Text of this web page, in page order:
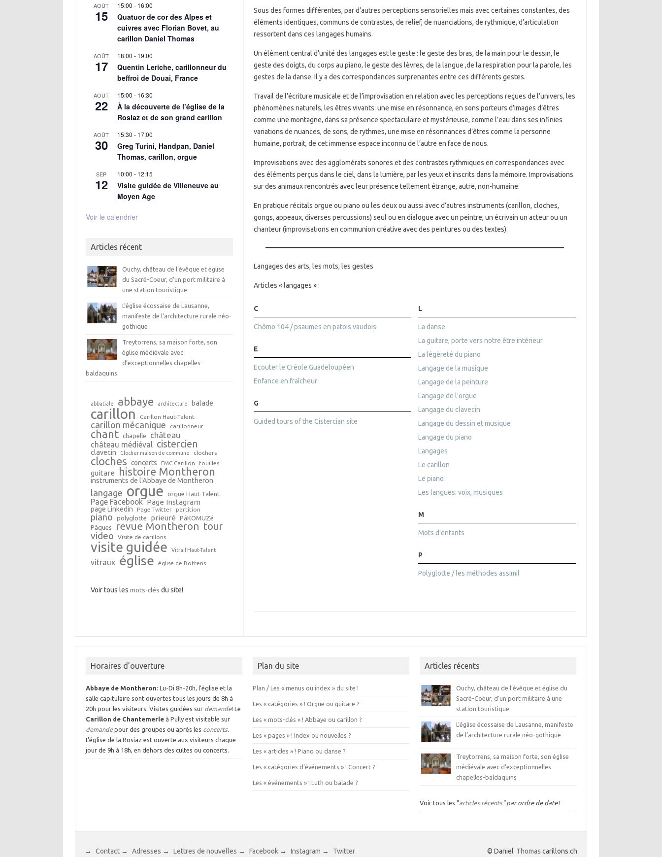
Sous des formes différentes, par d’autres perceptions sensorielles mais avec certaines constantes, des
éléments identiques, communs de contrastes, de relief, de nuanciations, de rythmique, d’articulation
ressortent dans ces langages humains.
Un élément central d’unité des langages est le geste : le geste des bras, de la main pour le dessin, le
geste des doigts, du corps au piano, le geste des lèvres, de la langue ,de la respiration pour la parole, les
gestes de la danse. Il y a des correspondances surprenantes entre ces différents gestes.
Travail de l’écriture musicale et de l’improvisation en relation avec les perceptions reçues de l’univers, les
phénomènes naturels, les êtres vivants: une mise en résonnance, en sons porteurs d’images d’êtres
comme une montagne, dans sa présence spectaculaire et mystérieuse, comme l’eau dans ses infinies
variations de nuances, de sons, de rythmes, une mise en résonnances d’êtres comme la personne
humaine, portrait, de cet immense espace inconnu de l’autre en face de nous.
Improvisations avec des agglomérats sonores et des contrastes rythmiques en correspondances avec
des éléments perçus dans le ciel, dans la lumière, par les yeux et inscrits dans la mémoire. Improvisations
sur des animaux rencontrés avec leur présence tellement étrange, autre, non-humaine.
En pratique récitals orgue ou piano ou les deux ou aussi avec d’autres instruments (carillon, cloches,
gongs, appeaux, diverses percussions) seul ou en dialogue avec un peintre, un écrivain un acteur ou un
chanteur (improvisations en communion créative avec des peintures ou des textes).
Langages des arts, les mots, les gestes
Articles « langages » :
C
Chômo 104 / psaumes en patois vaudois
E
Ecouter le Créole Guadeloupéen
Enfance en fraîcheur
G
Guided tours of the Cistercian site
L
La danse
La guitare, porte vers notre être intérieur
La légèreté du piano
Langage de la musique
Langage de la peinture
Langage de l'orgue
Langage du clavecin
Langage du dessin et musique
Langage du piano
Langages
Le carillon
Le piano
Les langues: voix, musiques
M
Mots d'enfants
P
Polyglotte / les méthodes assimil
AOÛT
15
15:00 - 16:00
Quatuor de cor des Alpes et
cuivres avec Florian Bovet, au
carillon Daniel Thomas
AOÛT
17
18:00 - 19:00
Quentin Leriche, carillonneur du
beffroi de Douai, France
AOÛT
22
15:00 - 16:30
À la découverte de l’église de la
Rosiaz et de son grand carillon
AOÛT
30
15:30 - 17:00
Greg Turini, Handpan, Daniel
Thomas, carillon, orgue
SEP
12
10:00 - 12:15
Visite guidée de Villeneuve au
Moyen Age
Voir le calendrier
Articles récent
Ouchy, château de l’évêque et église
du Sacré-Coeur, d’un port militaire à
une station touristique
L’église écossaise de Lausanne,
manifeste de l’architecture rurale néo-
gothique
Treytorrens, sa maison forte, son
église médiévale avec
d’exceptionnelles chapelles-
baldaquins
abbatiale abbaye architecture balade
carillon Carillon Haut-Talent
carillon mécanique carillonneur
chant chapelle château
château médiéval cistercien
clavecin Clocher maison de commune clochers
cloches concerts FMC Carillon fouilles
guitare histoire Montheron
instruments de l'Abbaye de Montheron
langage orgue orgue Haut-Talent
Page Facebook Page Instagram
page Linkedin Page Twitter partition
piano polyglotte prieuré
PâKOMUZé
Pâques
revue Montheron tour
video Visite de carillons
visite guidée Vitrail Haut-Talent
vitraux église église de Bottens
Voir tous les mots-clés du site!
Horaires d’ouverture
Abbaye de Montheron: Lu-Di 8h-20h, l’église et la
salle capitulaire sont ouvertes tous les jours de 8h à
20h pour les visiteurs. Visites guidées sur demande! Le
Carillon de Chantemerleà Pully est visitable sur
demandepour des groupes ou après les concerts.
L'église de la Rosiaz est ouverte aux visiteurs chaque
jour de 9h à 18h, en dehors des cultes ou concerts.
Plan du site
Plan / Les « menus ou index » du site !
Les « catégories » ! Orgue ou guitare ?
Les « mots-clés » ! Abbaye ou carillon ?
Les « pages » ! Index ou nouvelles ?
Les « articles » ! Piano ou danse ?
Les « catégories d’événements » ! Concert ?
Les « événements » ! Luth ou balade ?
Articles récents
Ouchy, château de l’évêque et église du
Sacré-Coeur, d’un port militaire à une
station touristique
L’église écossaise de Lausanne, manifeste
de l’architecture rurale néo-gothique
Treytorrens, sa maison forte, son église
médiévale avec d’exceptionnelles
chapelles-baldaquins
Voir tous les "articles récents" par ordre de date!
→ Contact → Adresses → Lettres de nouvelles → Facebook → Instagram → Twitter © Daniel Thomas carillons.ch